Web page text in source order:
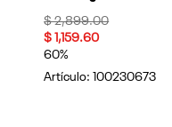
Price reduced from
$ 2,899.00to
$ 1,159.60
60%
Artículo: 100230673